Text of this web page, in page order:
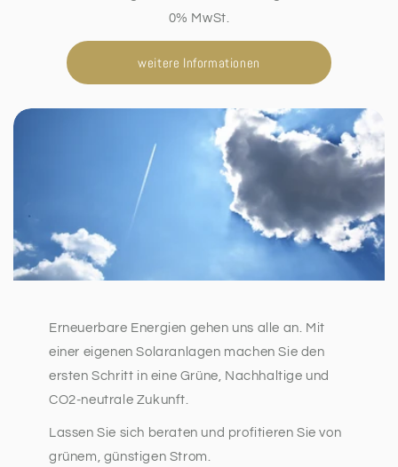
0% MwSt.
weitere Informationen
Erneuerbare Energien gehen uns alle an. Mit
einer eigenen Solaranlagen machen Sie den
ersten Schritt in eine Grüne, Nachhaltige und
CO2-neutrale Zukunft.
Lassen Sie sich beraten und profitieren Sie von
grünem, günstigen Strom.